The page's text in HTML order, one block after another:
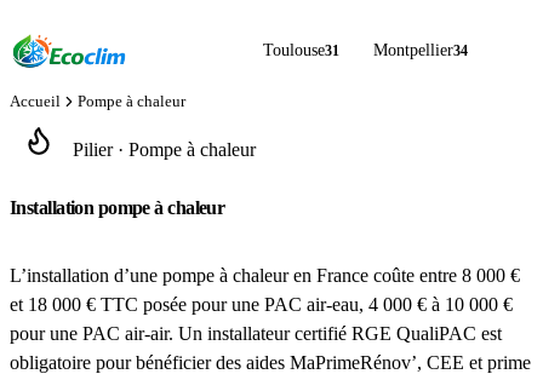
Toulouse31 Montpellier34
Accueil Pompe à chaleur
Pilier · Pompe à chaleur
Installation pompe à chaleur
L’installation d’une pompe à chaleur en France coûte entre 8 000 €
et 18 000 € TTC posée pour une PAC air-eau, 4 000 € à 10 000 €
pour une PAC air-air. Un installateur certifié RGE QualiPAC est
obligatoire pour bénéficier des aides MaPrimeRénov’, CEE et prime